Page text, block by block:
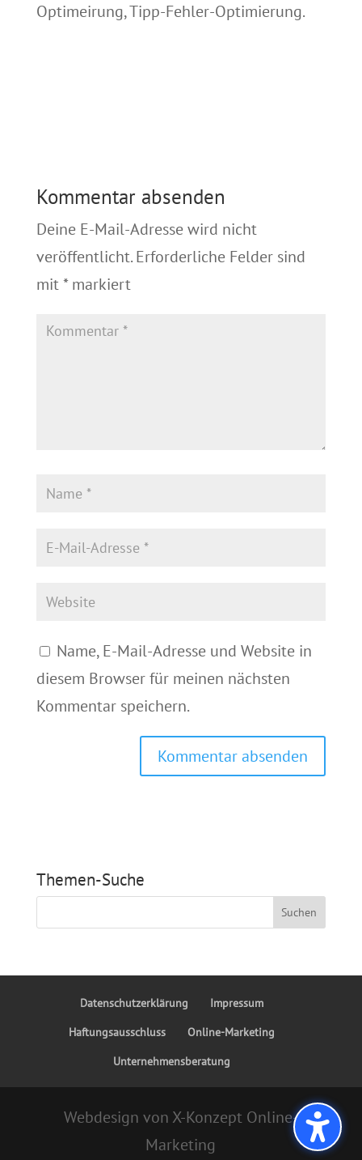
Optimeirung, Tipp-Fehler-Optimierung.
Kommentar absenden
Deine E-Mail-Adresse wird nicht
veröffentlicht. Erforderliche Felder sind
mit*markiert
Name, E-Mail-Adresse und Website in
diesem Browser für meinen nächsten
Kommentar speichern.
Themen-Suche
Datenschutzerklärung
Impressum
Haftungsausschluss
Online-Marketing
Unternehmensberatung
Webdesign von X-Konzept Online-
Marketing